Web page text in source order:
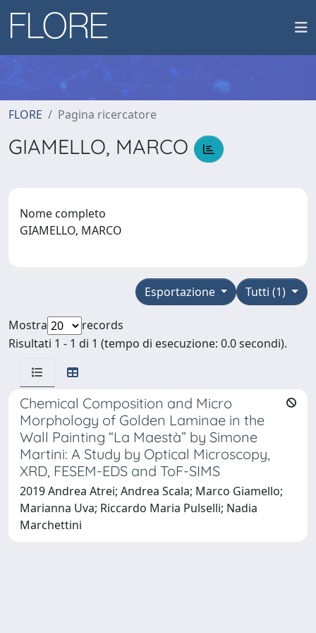
FLORE Pagina ricercatore
GIAMELLO, MARCO
Nome completo
GIAMELLO, MARCO
Tutti (1)
Esportazione
Mostra
records
Risultati 1 - 1 di 1 (tempo di esecuzione: 0.0 secondi).
Chemical Composition and Micro
Morphology of Golden Laminae in the
Wall Painting “La Maestà” by Simone
Martini: A Study by Optical Microscopy,
XRD, FESEM-EDS and ToF-SIMS
2019 Andrea Atrei; Andrea Scala; Marco Giamello;
Marianna Uva; Riccardo Maria Pulselli; Nadia
Marchettini